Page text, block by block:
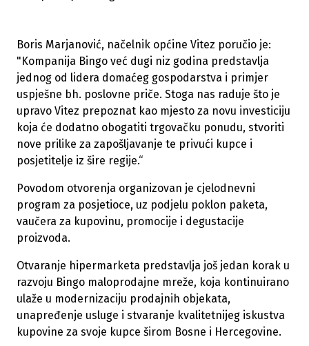
Boris Marjanović, načelnik općine Vitez poručio je:
"Kompanija Bingo već dugi niz godina predstavlja
jednog od lidera domaćeg gospodarstva i primjer
uspješne bh. poslovne priče. Stoga nas raduje što je
upravo Vitez prepoznat kao mjesto za novu investiciju
koja će dodatno obogatiti trgovačku ponudu, stvoriti
nove prilike za zapošljavanje te privući kupce i
posjetitelje iz šire regije.“
Povodom otvorenja organizovan je cjelodnevni
program za posjetioce, uz podjelu poklon paketa,
vaučera za kupovinu, promocije i degustacije
proizvoda.
Otvaranje hipermarketa predstavlja još jedan korak u
razvoju Bingo maloprodajne mreže, koja kontinuirano
ulaže u modernizaciju prodajnih objekata,
unapređenje usluge i stvaranje kvalitetnijeg iskustva
kupovine za svoje kupce širom Bosne i Hercegovine.